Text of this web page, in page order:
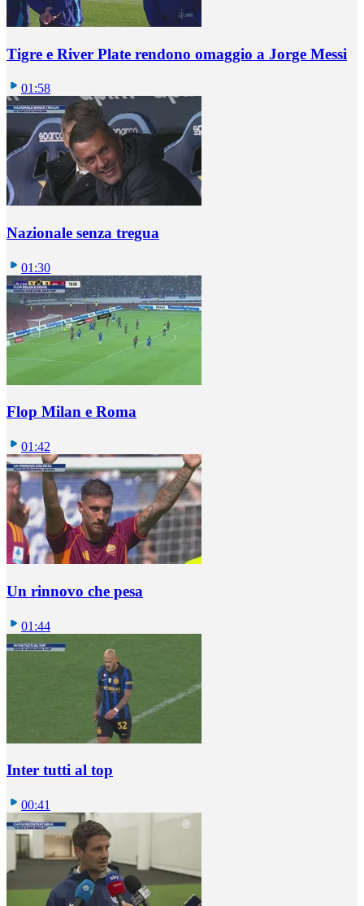
Tigre e River Plate rendono omaggio a Jorge Messi
01:58
Nazionale senza tregua
01:30
Flop Milan e Roma
01:42
Un rinnovo che pesa
01:44
Inter tutti al top
00:41